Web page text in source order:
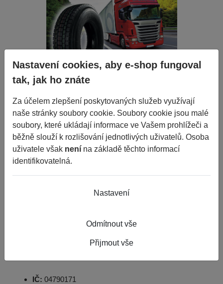
CZECH TYRE S.R.O.
IČ: 04790171
Nastavení cookies, aby e-shop fungoval
tak, jak ho znáte
Za účelem zlepšení poskytovaných služeb využívají
naše stránky soubory cookie. Soubory cookie jsou malé
soubory, které ukládají informace ve Vašem prohlížeči a
běžně slouží k rozlišování jednotlivých uživatelů. Osoba
uživatele však není na základě těchto informací
identifikovatelná.
Nastavení
Odmítnout vše
Přijmout vše